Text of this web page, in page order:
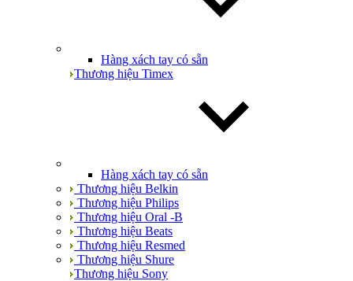
Hàng xách tay có sẵn
Thương hiệu Timex
Hàng xách tay có sẵn
Thương hiệu Belkin
Thương hiệu Philips
Thương hiệu Oral -B
Thương hiệu Beats
Thương hiệu Resmed
Thương hiệu Shure
Thương hiệu Sony